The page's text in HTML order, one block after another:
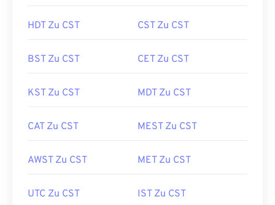
HDT Zu CST CST Zu CST
BST Zu CST CET Zu CST
KST Zu CST MDT Zu CST
CAT Zu CST MEST Zu CST
AWST Zu CST MET Zu CST
UTC Zu CST IST Zu CST